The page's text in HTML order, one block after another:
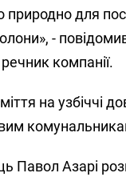
для
-
компанії.
на узбіччі
Павол Азарі